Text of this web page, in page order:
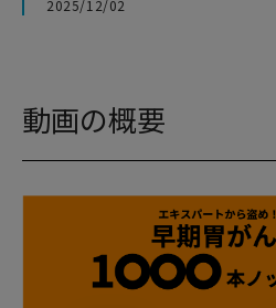
2025/12/02
動画の概要